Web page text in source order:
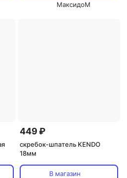
МаксидоМ
449 ₽
скребок-шпатель KENDO
18мм
В магазин